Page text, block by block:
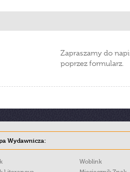
Zapraszamy do
poprzez formularz.
Wydawnicza:
Woblink